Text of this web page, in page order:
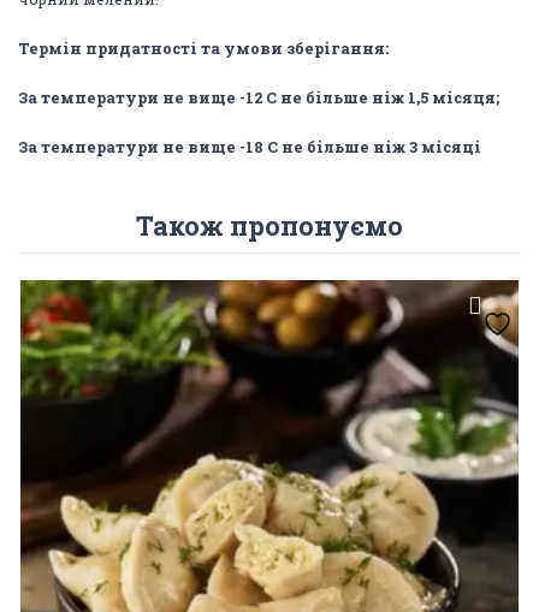
Термін придатності та умови зберігання:
За температури не вище -12 C не більше ніж 1,5 місяця;
За температури не вище -18 C не більше ніж 3 місяці
Також пропонуємо